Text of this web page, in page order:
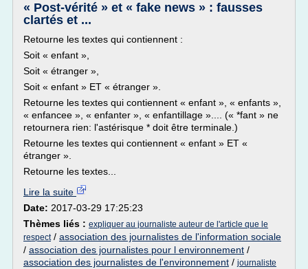
« Post-vérité » et « fake news » : fausses
clartés et ...
Retourne les textes qui contiennent :
Soit « enfant »,
Soit « étranger »,
Soit « enfant » ET « étranger ».
Retourne les textes qui contiennent « enfant », « enfants »,
« enfancee », « enfanter », « enfantillage ».... (« *fant » ne
retournera rien: l'astérisque * doit être terminale.)
Retourne les textes qui contiennent « enfant » ET «
étranger ».
Retourne les textes...
Lire la suite
Date: 2017-03-29 17:25:23
Thèmes liés : expliquer au journaliste auteur de l'article que le
respect/ association des journalistes de l'information sociale
/ association des journalistes pour l environnement /
association des journalistes de l'environnement / journaliste